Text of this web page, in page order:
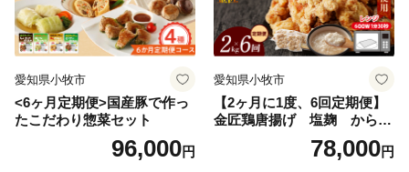
愛知県小牧市
<6ヶ月定期便>国産豚で作っ
たこだわり惣菜セット
96,000円
愛知県小牧市
【2ヶ月に1度、6回定期便】
金匠鶏唐揚げ 塩麹 からあ
78,000円